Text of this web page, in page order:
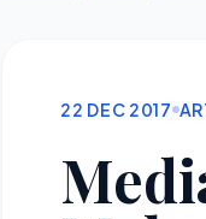
22 DEC 2017